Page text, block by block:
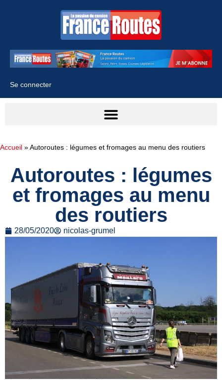
Se connecter
Accueil » Autoroutes : légumes et fromages au menu des routiers
Autoroutes : légumes
et fromages au menu
des routiers
28/05/2020 nicolas-grumel